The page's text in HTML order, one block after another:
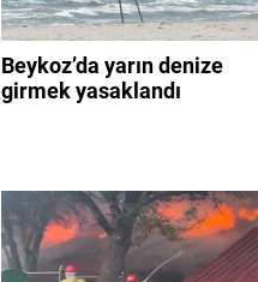
Beykoz’da yarın denize
girmek yasaklandı